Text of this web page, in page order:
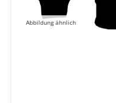
Abbildung ähnlich